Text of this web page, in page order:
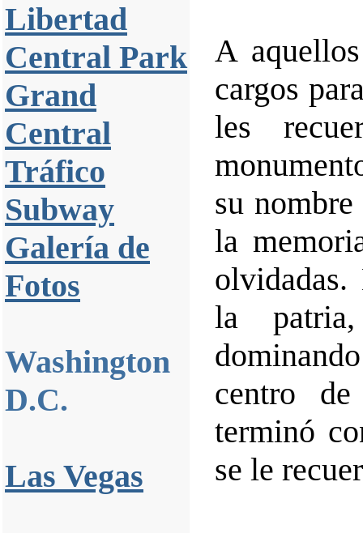
Libertad
Central Park
Grand
Central
Tráfico
Subway
Galería de
Fotos
Washington
D.C.
Las Vegas
A
cargos
les
su
la
la patria,
centro
terminó
se le